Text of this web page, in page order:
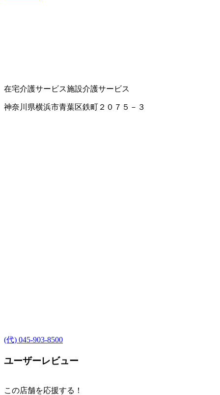
在宅介護サービス施設介護サービス
神奈川県横浜市青葉区鉄町２０７５－３
(代) 045-903-8500
ユーザーレビュー
この店舗を応援する！